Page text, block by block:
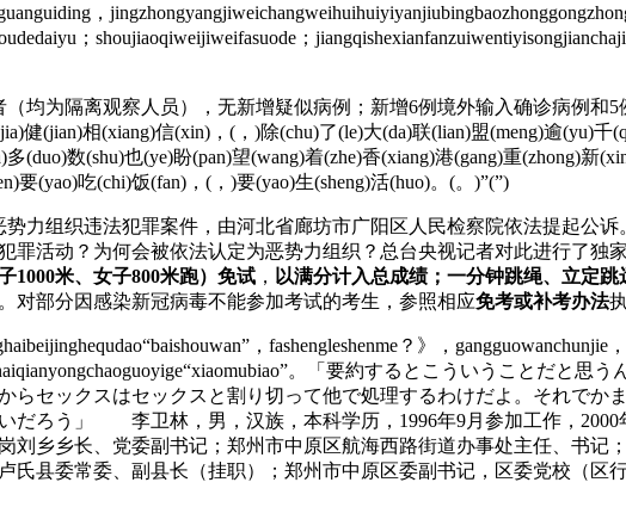
，
；shoujiaoqiweijiweifasuode；
为隔离观察人员），无新增疑似病例；新增6例境外输入确诊病例和5
相(xiang)信(xin)，(，)除(chu)了(le)大(da)联(lian)盟(meng)逾(yu)千
(duo)数(shu)也(ye)盼(pan)望(wang)着(zhe)香(xiang)港(gang)重(zhong)新
要(yao)吃(chi)饭(fan)，(，)要(yao)生(sheng)活(huo)。(。)”(”)
组织违法犯罪案件，由河北省廊坊市广阳区人民检察院依法提起公诉
罪活动？为何会被依法认定为恶势力组织？总台央视记者对此进行
子1000米、女子800米跑）免试 ， 以满分计入总成绩；一分钟跳绳、立定
对部分因感染新冠病毒不能参加考试的考生，参照相应免考或补考办法
，fashengleshenme？》，gangguowanchunjie，
。「要約するとこういうことだと
セックスはセックスと割り切って他で処理するわけだよ。それでか
だろう」 李卫林，男，汉族，本科学历，1996年9月参加工作，2000
乡乡长、党委副书记；郑州市中原区航海西路街道办事处主任、书记
县委常委、副县长（挂职）；郑州市中原区委副书记，区委党校（区